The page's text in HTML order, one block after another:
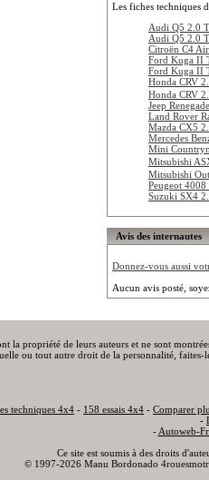
Les fiches techniques
Audi Q5 2.0
Audi Q5 2.0
Citroën C4
Ford Kuga II
Ford Kuga II
Honda CRV
Honda CRV
Jeep
Land Rover
Mazda CX5
Mercedes
Mini
Mitsubishi
Mitsubishi
Peugeot
Suzuki SX4
Avis des internautes
Donnez-vous aussi
Aucun avis posté,
la propriété de leurs auteurs et ne sont
ou tout autre droit de la personnalité,
techniques 4x4 - 158 essais 4x4 - Comparer
-
- Autoweb-
Ce site est soumis à des droits
© 1997-2026 Manu Bordonado